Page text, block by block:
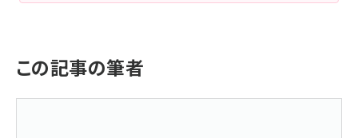
この記事の筆者